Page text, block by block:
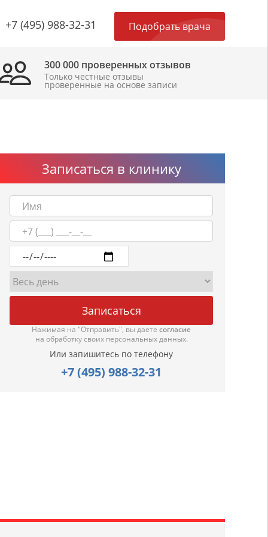
+7 (495) 988-32-31 Подобрать врача
300 000 проверенных отзывов
Только честные отзывы
проверенные на основе записи
Записаться в клинику
Нажимая на "Отправить", вы даете согласие
на обработку своих персональных данных.
Или запишитесь по телефону
+7 (495) 988-32-31